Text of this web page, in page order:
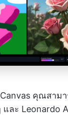
คุณสาม
และ Leonardo